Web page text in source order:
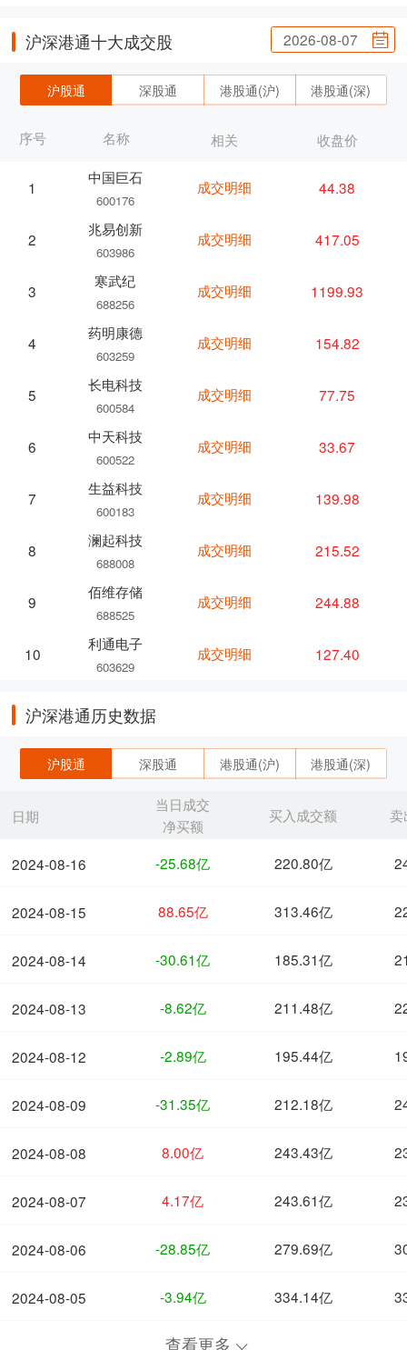
沪深港通十大成交股 2026-08-07
沪股通 深股通 港股通(沪) 港股通(深)
序号 名称
1
中国巨石
600176
2
兆易创新
603986
3
寒武纪
688256
4
药明康德
603259
5
长电科技
600584
6
中天科技
600522
7
生益科技
600183
8
澜起科技
688008
9
佰维存储
688525
10
利通电子
603629
相关 收盘价
成交明细 44.38
成交明细 417.05
成交明细 1199.93
成交明细 154.82
成交明细 77.75
成交明细 33.67
成交明细 139.98
成交明细 215.52
成交明细 244.88
成交明细 127.40
沪深港通历史数据
沪股通 深股通 港股通(沪) 港股通(深)
日期
2024-08-16
2024-08-15
2024-08-14
2024-08-13
2024-08-12
2024-08-09
2024-08-08
2024-08-07
2024-08-06
2024-08-05
当日成交
净买额
买入成交额 卖
-25.68亿 220.80亿
88.65亿 313.46亿
-30.61亿 185.31亿
-8.62亿 211.48亿
-2.89亿 195.44亿
-31.35亿 212.18亿
8.00亿 243.43亿
4.17亿 243.61亿
-28.85亿 279.69亿
-3.94亿 334.14亿
查看更多